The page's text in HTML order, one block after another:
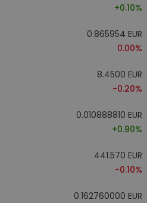
+0.10%
0.865954 EUR
0.00%
8.4500 EUR
-0.20%
0.010888810 EUR
+0.90%
441.570 EUR
-0.10%
0.162760000 EUR